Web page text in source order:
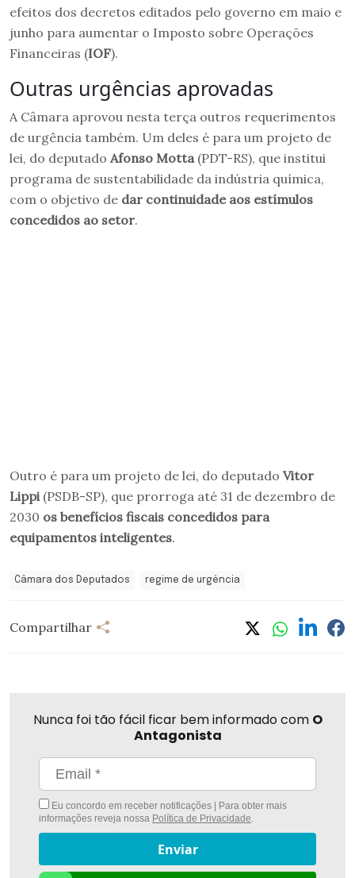
efeitos dos decretos editados pelo governo em maio e
junho para aumentar o Imposto sobre Operações
Financeiras (IOF).
Outras urgências aprovadas
A Câmara aprovou nesta terça outros requerimentos
de urgência também. Um deles é para um projeto de
lei, do deputado Afonso Motta(PDT-RS), que institui
programa de sustentabilidade da indústria química,
com o objetivo de dar continuidade aos estímulos
concedidos ao setor.
Outro é para um projeto de lei, do deputado Vitor
Lippi(PSDB-SP), que prorroga até 31 de dezembro de
2030 os benefícios fiscais concedidos para
equipamentos inteligentes.
Câmara dos Deputados regime de urgência
Compartilhar
Nunca foi tão fácil ficar bem informado com O
Antagonista
Eu concordo em receber notificações | Para obter mais
informações reveja nossa Política de Privacidade.
Enviar